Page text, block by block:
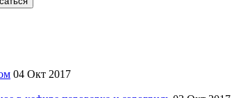
04 Окт 2017